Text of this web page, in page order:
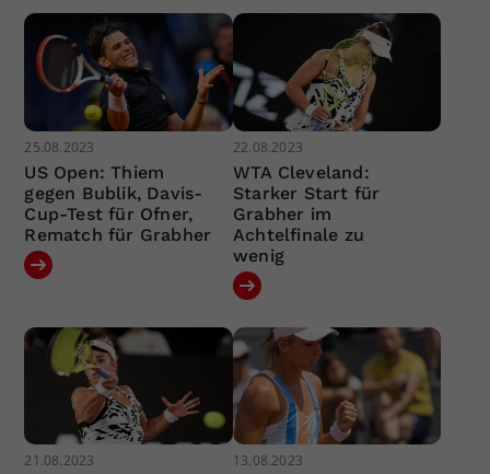
25.08.2023
US Open: Thiem
gegen Bublik, Davis-
Cup-Test für Ofner,
Rematch für Grabher
22.08.2023
WTA Cleveland:
Starker Start für
Grabher im
Achtelfinale zu
wenig
21.08.2023 13.08.2023